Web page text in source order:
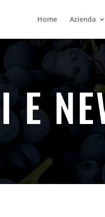
Home Azienda
E